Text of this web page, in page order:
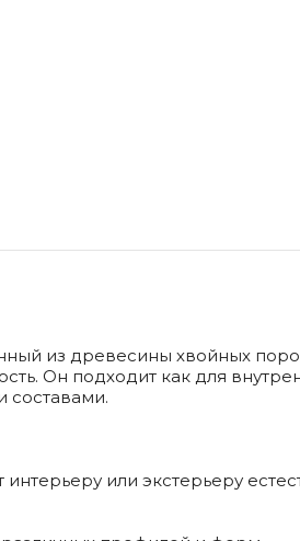
из древесины хвойных
Он подходит как для
составами.
или экстерьеру